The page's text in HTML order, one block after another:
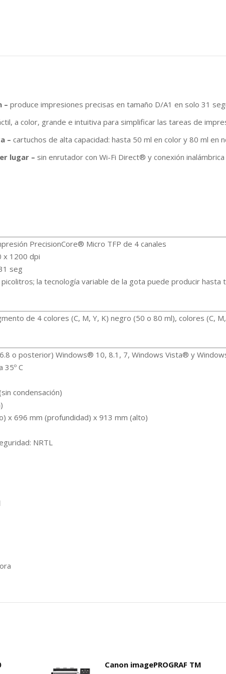
– produce impresiones precisas en tamaño D/A1 en solo 31
a color, grande e intuitiva para simplificar las tareas de
– cartuchos de alta capacidad: hasta 50 ml en color y 80 ml en
lugar – sin enrutador con Wi-Fi Direct® y conexión
PrecisionCore® Micro TFP de 4 canales
x 1200 dpi
seg
picolitros; la tecnología variable de la gota puede producir
de 4 colores (C, M, Y, K) negro (50 o 80 ml), colores (C,
o posterior) Windows® 10, 8.1, 7, Windows Vista® y
35º C
condensación)
x 696 mm (profundidad) x 913 mm (alto)
NRTL
Canon imagePROGRAF TM